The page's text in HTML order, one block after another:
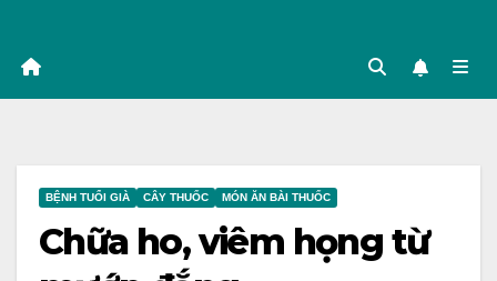
BỆNH TUỔI GIÀ CÂY THUỐC MÓN ĂN BÀI THUỐC
Chữa ho, viêm họng từ